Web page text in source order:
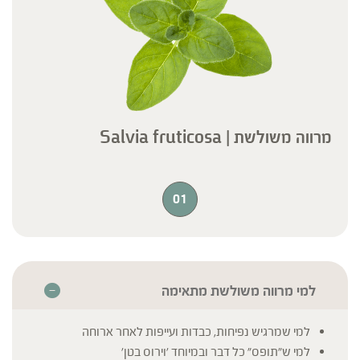
תרופות מרשם – יש להיוועץ ברופא לפני השימוש. המונח 'צמחי מרפא'
מתייחס להגדרה המקובלת ברפואת הצמחים המסורתית.
מרווה משולשת | Salvia fruticosa
01
למי מרווה משולשת מתאימה
למי שמרגיש נפיחות, כבדות ועייפות לאחר ארוחה
למי ש"תופס" כל דבר ובמיוחד 'וירוס בטן'